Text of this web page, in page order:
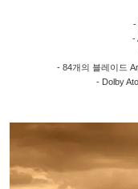
-
-
- 84개의 블레이드
- Dolby